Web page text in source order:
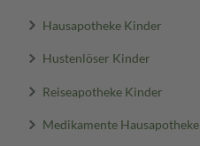
Hausapotheke Kinder
Hustenlöser Kinder
Reiseapotheke Kinder
Medikamente Hausapotheke